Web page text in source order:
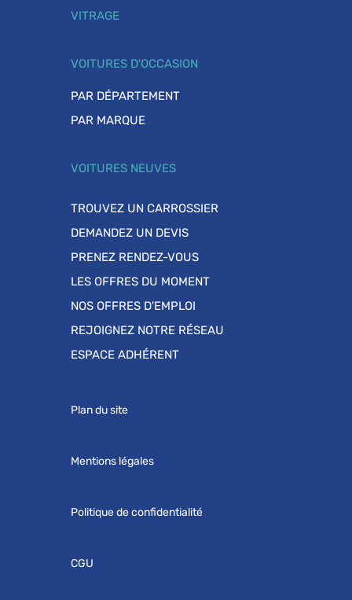
VITRAGE
VOITURES D'OCCASION
PAR DÉPARTEMENT
PAR MARQUE
VOITURES NEUVES
TROUVEZ UN CARROSSIER
DEMANDEZ UN DEVIS
PRENEZ RENDEZ-VOUS
LES OFFRES DU MOMENT
NOS OFFRES D'EMPLOI
REJOIGNEZ NOTRE RÉSEAU
ESPACE ADHÉRENT
Plan du site
Mentions légales
Politique de confidentialité
CGU